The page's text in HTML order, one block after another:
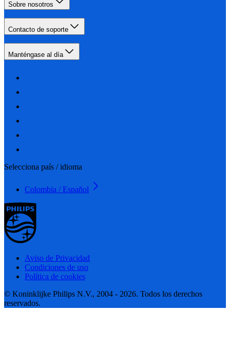
Sobre nosotros
Contacto de soporte
Manténgase al día
Selecciona país / idioma
Colombia / Español
Aviso de Privacidad
Condiciones de uso
Política de cookies
© Koninklijke Philips N.V., 2004 - 2026. Todos los derechos
reservados.